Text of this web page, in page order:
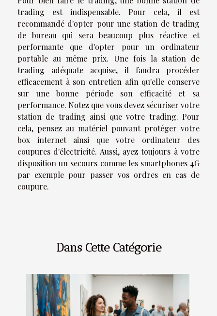
trading est indispensable. Pour cela, il est
recommandé d'opter pour une station de trading
de bureau qui sera beaucoup plus réactive et
performante que d'opter pour un ordinateur
portable au même prix. Une fois la station de
trading adéquate acquise, il faudra procéder
efficacement à son entretien afin qu'elle conserve
sur une bonne période son efficacité et sa
performance. Notez que vous devez sécuriser votre
station de trading ainsi que votre trading. Pour
cela, pensez au matériel pouvant protéger votre
box internet ainsi que votre ordinateur des
coupures d'électricité. Aussi, ayez toujours à votre
disposition un secours comme les smartphones 4G
par exemple pour passer vos ordres en cas de
coupure.
Dans Cette Catégorie